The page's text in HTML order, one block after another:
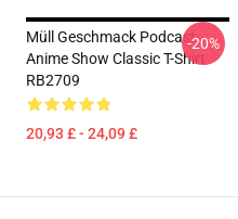
Müll Geschmack Podcast
Anime Show Classic T-Shirt
RB2709
20,93 £ - 24,09 £
-20%